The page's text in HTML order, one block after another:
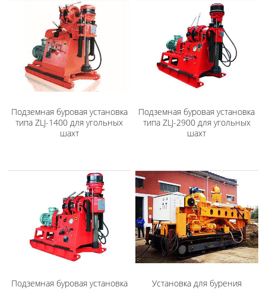
Подземная буровая установка
типа ZLJ-1400 для угольных
шахт
Подземная буровая установка
типа ZLJ-2900 для угольных
шахт
Подземная буровая установка
Установка для бурения